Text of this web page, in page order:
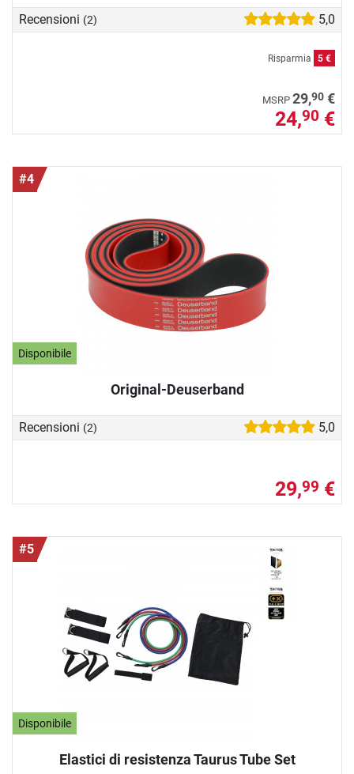
Recensioni (2) 5,0
Risparmia 5 €
MSRP 29,90 €
24,90 €
#4
Disponibile
Original-Deuserband
Recensioni (2) 5,0
29,99 €
#5
Disponibile
Elastici di resistenza Taurus Tube Set